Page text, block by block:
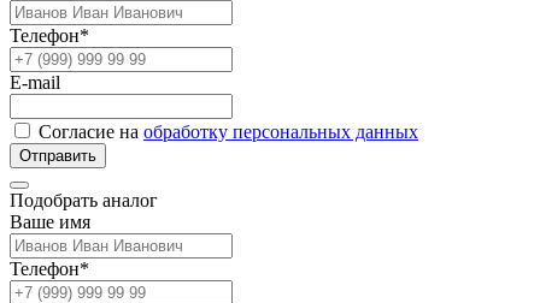
Телефон*
E-mail
Согласие на обработку персональных данных
Отправить
Подобрать аналог
Ваше имя
Телефон*